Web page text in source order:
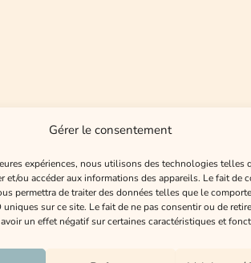
Gérer le consentement
expériences, nous utilisons des technologies telles
et/ou accéder aux informations des appareils. Le fait de
permettra de traiter des données telles que le
sur ce site. Le fait de ne pas consentir ou de
un effet négatif sur certaines caractéristiques et